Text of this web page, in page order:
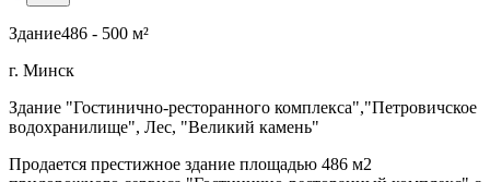
Здание486 - 500 м²
г. Минск
Здание "Гостинично-ресторанного комплекса","Петровичское
водохранилище", Лес, "Великий камень"
Продается престижное здание площадью 486 м2